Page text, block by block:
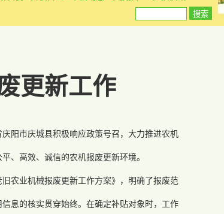
更新工作
阳市庆城县积极响应政策号召，大力推进农机
、高效、诚信的农机报废更新环境。
农业机械报废更新工作方案》，明确了报废范
息的核实贯穿始终。在确定补贴对象时，工作